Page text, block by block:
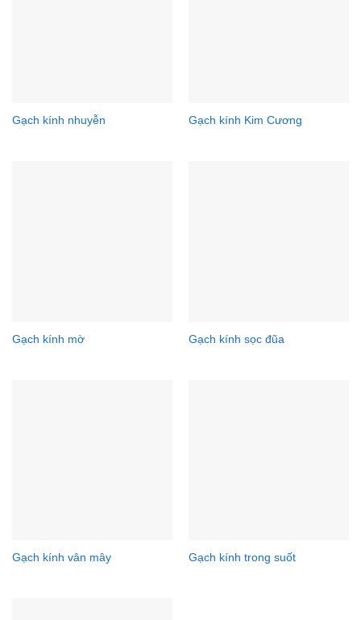
Gạch kính nhuyễn Gạch kính Kim Cương
Gạch kính mờ Gạch kính sọc đũa
Gạch kính vân mây Gạch kính trong suốt